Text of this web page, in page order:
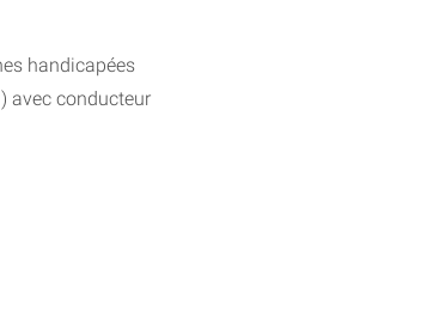
handicapées
avec conducteur